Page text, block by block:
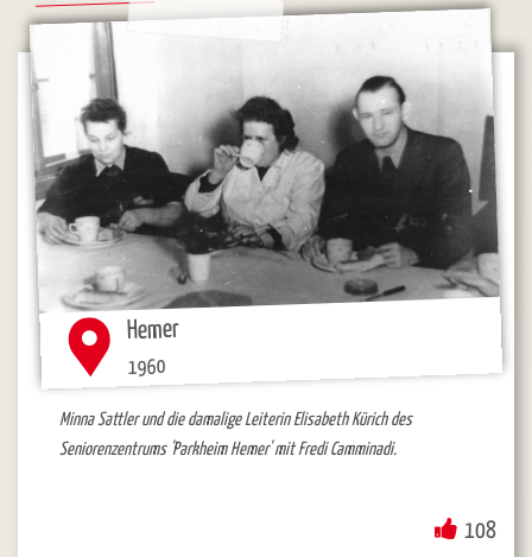
Hemer
1960
Minna Sattler und die damalige Leiterin Elisabeth Kürich des
Seniorenzentrums 'Parkheim Hemer' mit Fredi Camminadi.
108